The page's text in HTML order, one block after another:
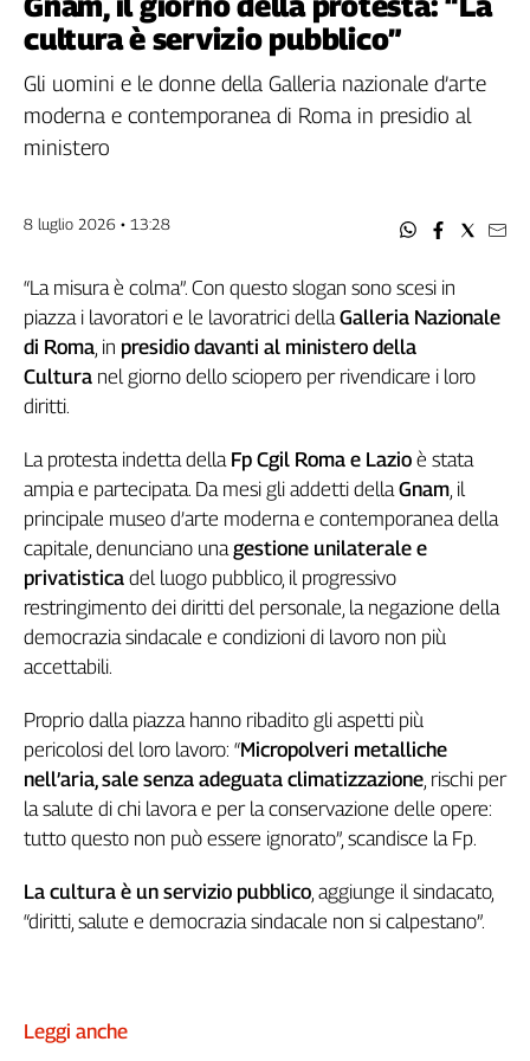
Filcams
Filctem
Fillea
Fiom
Flc
Nidil
Slc
Spi
Inca
Caaf
Speciali
di
Genova,
il
sangue
della
anni
Collettiva
Academy
Collettiva
Rubriche
Collettiva
Collettiva
cultura è servizio pubblico”
Gli uomini e le donne della Galleria nazionale d’arte
moderna e contemporanea di Roma in presidio al
ministero
8 luglio 2026 • 13:28
“La misura è colma”. Con questo slogan sono scesi in
piazza i lavoratori e le lavoratrici dellaGalleria Nazionale
di Roma, in presidio davanti al ministero della
Cultura nel giorno dello sciopero per rivendicare i loro
diritti.
La protesta indetta della Fp Cgil Roma e Lazio è stata
ampia e partecipata. Da mesi gli addetti dellaGnam, il
principale museo d’arte moderna e contemporanea della
capitale, denunciano unagestione unilaterale e
privatistica del luogo pubblico, il progressivo
restringimento dei diritti del personale, la negazione della
democrazia sindacale e condizioni di lavoro non più
accettabili.
Proprio dalla piazza hanno ribadito gli aspetti più
pericolosi del loro lavoro: “Micropolveri metalliche
nell’aria, sale senza adeguata climatizzazione, rischi per
la salute di chi lavora e per la conservazione delle opere:
tutto questo non può essere ignorato”, scandisce la Fp.
La cultura è un servizio pubblico, aggiunge il sindacato,
“diritti, salute e democrazia sindacale non si calpestano”.
Leggi anche